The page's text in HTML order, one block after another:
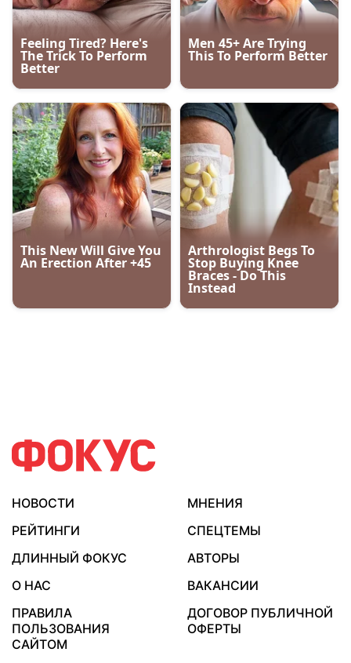
НОВОСТИ
МНЕНИЯ
РЕЙТИНГИ
СПЕЦТЕМЫ
ДЛИННЫЙ ФОКУС
АВТОРЫ
О НАС
ВАКАНСИИ
ПРАВИЛА
ПОЛЬЗОВАНИЯ
САЙТОМ
ДОГОВОР ПУБЛИЧНОЙ
ОФЕРТЫ